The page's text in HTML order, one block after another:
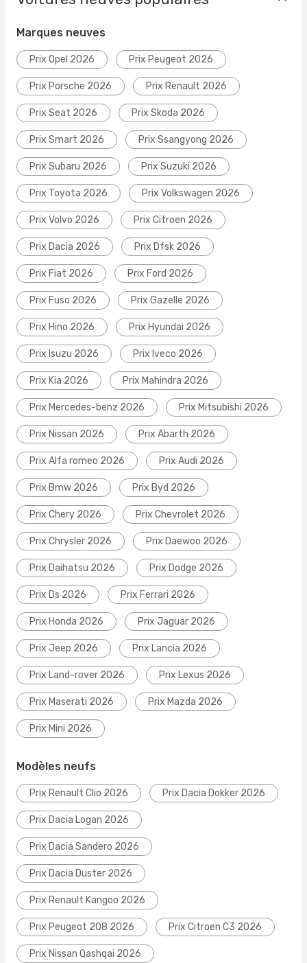
Marques neuves
Prix Opel 2026 Prix Peugeot 2026
Prix Porsche 2026 Prix Renault 2026
Prix Seat 2026 Prix Skoda 2026
Prix Smart 2026 Prix Ssangyong 2026
Prix Subaru 2026 Prix Suzuki 2026
Prix Toyota 2026 Prix Volkswagen 2026
Prix Volvo 2026 Prix Citroen 2026
Prix Dacia 2026 Prix Dfsk 2026
Prix Fiat 2026 Prix Ford 2026
Prix Fuso 2026 Prix Gazelle 2026
Prix Hino 2026 Prix Hyundai 2026
Prix Isuzu 2026 Prix Iveco 2026
Prix Kia 2026 Prix Mahindra 2026
Prix Mercedes-benz 2026 Prix Mitsubishi 2026
Prix Nissan 2026 Prix Abarth 2026
Prix Alfa romeo 2026 Prix Audi 2026
Prix Bmw 2026 Prix Byd 2026
Prix Chery 2026 Prix Chevrolet 2026
Prix Chrysler 2026 Prix Daewoo 2026
Prix Daihatsu 2026 Prix Dodge 2026
Prix Ds 2026 Prix Ferrari 2026
Prix Honda 2026 Prix Jaguar 2026
Prix Jeep 2026 Prix Lancia 2026
Prix Land-rover 2026 Prix Lexus 2026
Prix Maserati 2026 Prix Mazda 2026
Prix Mini 2026
Modèles neufs
Prix Renault Clio 2026 Prix Dacia Dokker 2026
Prix Dacia Logan 2026
Prix Dacia Sandero 2026
Prix Dacia Duster 2026
Prix Renault Kangoo 2026
Prix Peugeot 208 2026 Prix Citroen C3 2026
Prix Nissan Qashqai 2026